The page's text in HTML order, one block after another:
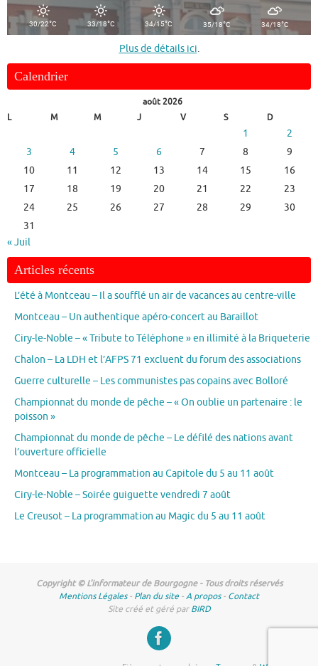
30/22°C 33/18°C 34/15°C 35/18°C 34/18°C
Plus de détails ici.
Calendrier
août 2026
L
M M J V S D
1
2
3
4 5 6 7 8
9
10
11 12 13 14 15
16
17
18 19 20 21 22
23
24
25 26 27 28 29
30
31
« Juil
Articles récents
L’été à Montceau – Il a soufflé un air de vacances au centre-ville
Montceau – Un authentique apéro-concert au Baraillot
Ciry-le-Noble – « Tribute to Téléphone » en illimité à la Briqueterie
Chalon – La LDH et l’AFPS 71 excluent du forum des associations
Guerre culturelle – Les communistes pas copains avec Bolloré
Championnat du monde de pêche – « On oublie un partenaire : le
poisson »
Championnat du monde de pêche – Le défilé des nations avant
l’ouverture officielle
Montceau – La programmation au Capitole du 5 au 11 août
Ciry-le-Noble – Soirée guiguette vendredi 7 août
Le Creusot – La programmation au Magic du 5 au 11 août
Copyright © L'informateur de Bourgogne - Tous droits réservés
Mentions Légales- Plan du site -A propos- Contact
Site créé et géré parBIRD